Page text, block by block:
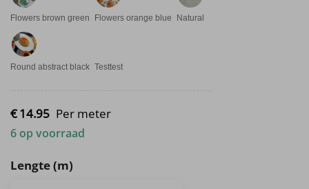
Flowers brown green Flowers orange blue Natural
Round abstract black Testtest
€14.95 Per meter
6 op voorraad
Lengte (m)